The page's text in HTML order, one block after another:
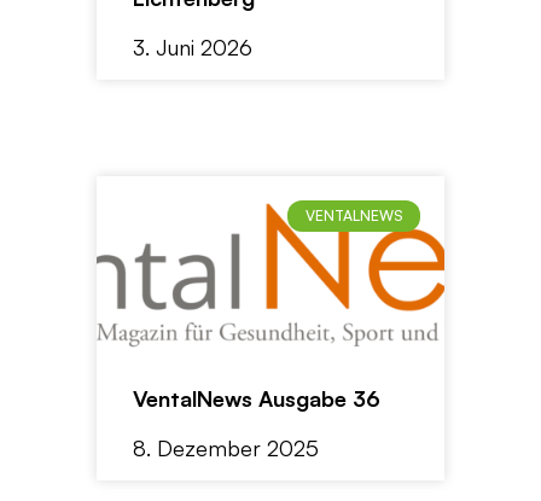
3. Juni 2026
VENTALNEWS
VentalNews Ausgabe 36
8. Dezember 2025